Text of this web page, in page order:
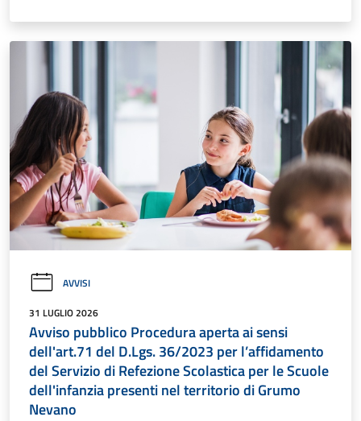
AVVISI
31 LUGLIO 2026
Avviso pubblico Procedura aperta ai sensi
dell'art.71 del D.Lgs. 36/2023 per l’affidamento
del Servizio di Refezione Scolastica per le Scuole
dell'infanzia presenti nel territorio di Grumo
Nevano